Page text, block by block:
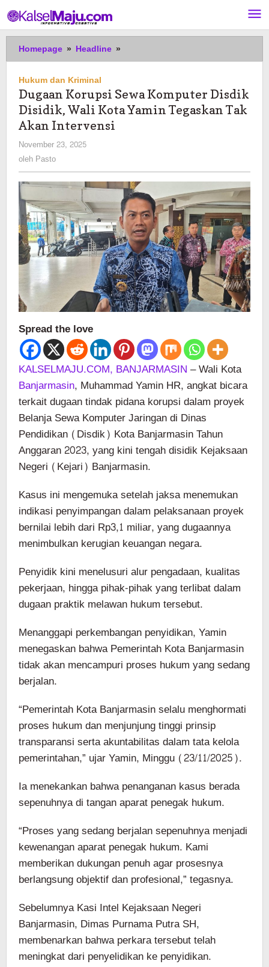
ke
konten
Homepage » Headline »
Korupsi
Komputer
Disdik
Disidik,
Tak
Akan
Intervensi
Hukum dan Kriminal
Dugaan Korupsi Sewa Komputer Disdik
Disidik, Wali Kota Yamin Tegaskan Tak
Akan Intervensi
November 23, 2025
oleh Pasto
Spread the love
KALSELMAJU.COM, BANJARMASIN– Wali Kota
Banjarmasin, Muhammad Yamin HR, angkat bicara
terkait dugaan tindak pidana korupsi dalam proyek
Belanja Sewa Komputer Jaringan di Dinas
Pendidikan (Disdik) Kota Banjarmasin Tahun
Anggaran 2023, yang kini tengah disidik Kejaksaan
Negeri (Kejari) Banjarmasin.
Kasus ini mengemuka setelah jaksa menemukan
indikasi penyimpangan dalam pelaksanaan proyek
bernilai lebih dari Rp3,1 miliar, yang dugaannya
menimbulkan kerugian keuangan negara.
Penyidik kini menelusuri alur pengadaan, kualitas
pekerjaan, hingga pihak-pihak yang terlibat dalam
dugaan praktik melawan hukum tersebut.
Menanggapi perkembangan penyidikan, Yamin
menegaskan bahwa Pemerintah Kota Banjarmasin
tidak akan mencampuri proses hukum yang sedang
berjalan.
“Pemerintah Kota Banjarmasin selalu menghormati
proses hukum dan menjunjung tinggi prinsip
transparansi serta akuntabilitas dalam tata kelola
pemerintahan,” ujar Yamin, Minggu (23/11/2025).
Ia menekankan bahwa penanganan kasus berada
sepenuhnya di tangan aparat penegak hukum.
“Proses yang sedang berjalan sepenuhnya menjadi
kewenangan aparat penegak hukum. Kami
memberikan dukungan penuh agar prosesnya
berlangsung objektif dan profesional,” tegasnya.
Sebelumnya Kasi Intel Kejaksaan Negeri
Banjarmasin, Dimas Purnama Putra SH,
membenarkan bahwa perkara tersebut telah
meningkat dari penyelidikan ke penyidikan.